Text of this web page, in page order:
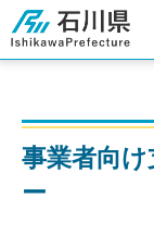
石川県
事業者向
ー